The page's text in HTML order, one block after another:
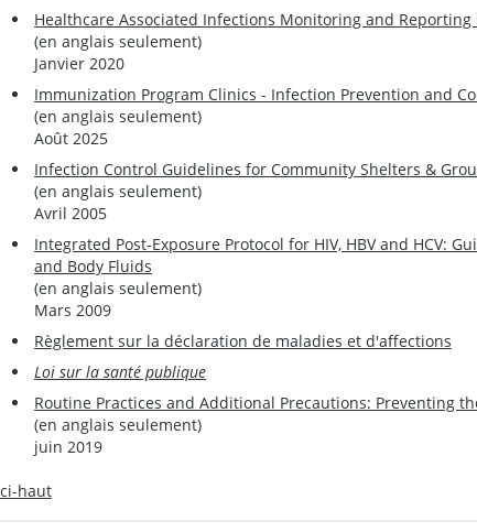
Healthcare Associated Infections Monitoring and Reporting
(en anglais seulement)
Janvier 2020
Immunization Program Clinics - Infection Prevention and
(en anglais seulement)
Août 2025
Infection Control Guidelines for Community Shelters &
(en anglais seulement)
Avril 2005
Integrated Post-Exposure Protocol for HIV, HBV and HCV:
and Body Fluids
(en anglais seulement)
Mars 2009
Règlement sur la déclaration de maladies et d'affections
Loi sur la santé publique
Routine Practices and Additional Precautions: Preventing
(en anglais seulement)
juin 2019
haut